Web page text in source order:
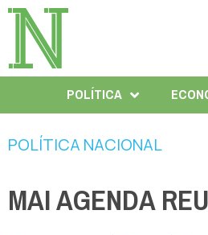
POLÍTICA
POLÍTICA NACIONAL
MAI AGENDA